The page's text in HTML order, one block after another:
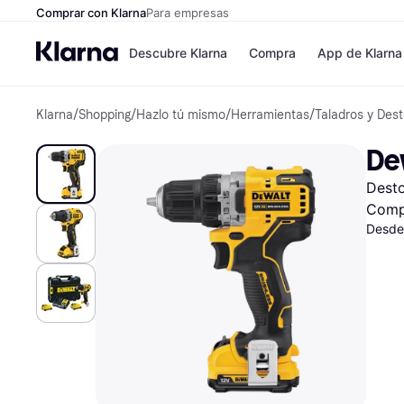
Comprar con KlarnaPara empresas
Descubre Klarna
Formas de
Paga ahora
Paga en 3 plazos
Paga en 30 días
Financiación
Klarna en Apple
Compra
Tiendas
Zalando Prive
JD Sports
App de Klarna
Klarna/Shopping/Hazlo tú mismo/Herramientas/Taladros y